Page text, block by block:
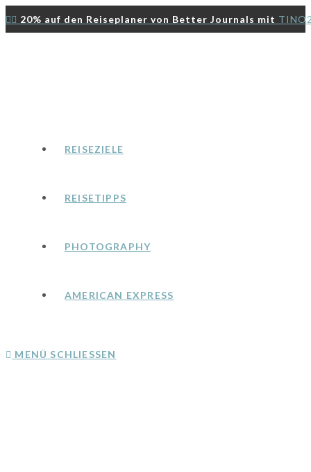
Zum
Inhalt
👉🏻 20% auf den Reiseplaner von Better Journals mit
REISEZIELE
REISETIPPS
PHOTOGRAPHY
AMERICAN EXPRESS
MENÜ SCHLIESSEN